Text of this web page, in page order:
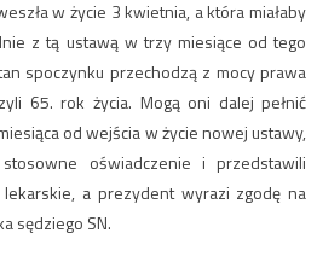
w życie 3 kwietnia, a która miałaby
z tą ustawą w trzy miesiące od tego
spoczynku przechodzą z mocy prawa
65. rok życia. Mogą oni dalej pełnić
od wejścia w życie nowej ustawy,
oświadczenie i przedstawili
a prezydent wyrazi zgodę na
sędziego SN.